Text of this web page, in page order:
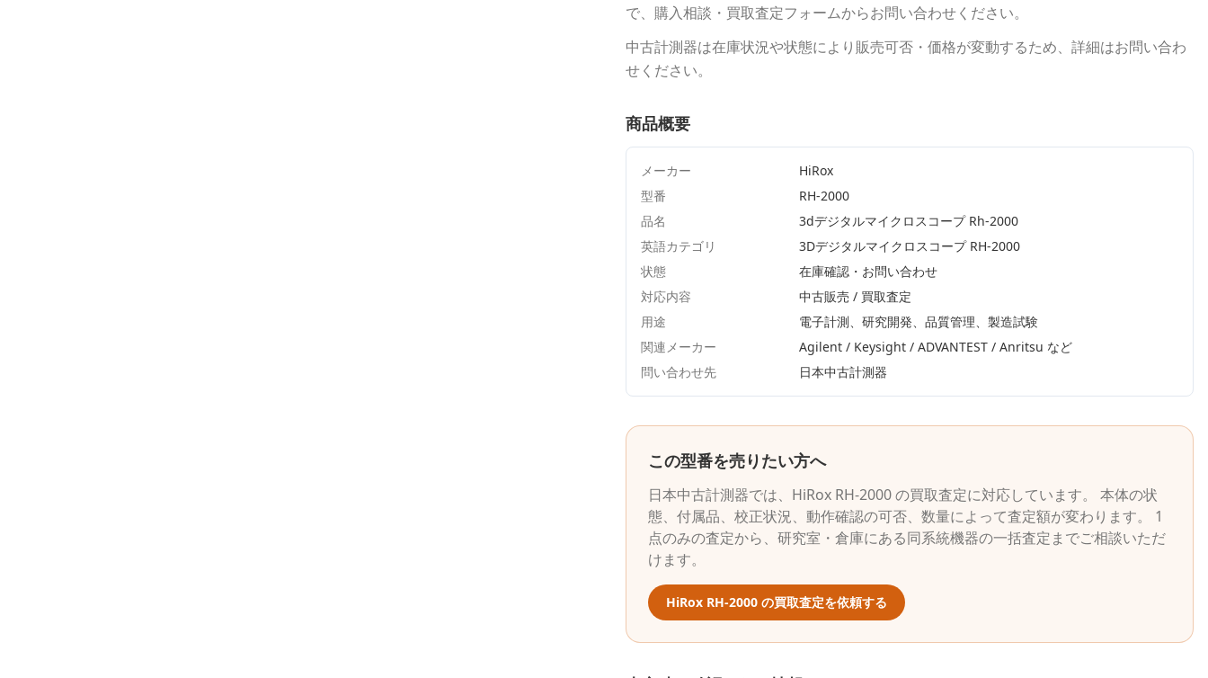
で、購入相談・買取査定フォームからお問い合わせください。
中古計測器は在庫状況や状態により販売可否・価格が変動するため、詳細はお問い合わ
せください。
商品概要
メーカー
HiRox
型番
RH-2000
品名
3dデジタルマイクロスコープ Rh-2000
英語カテゴリ
3Dデジタルマイクロスコープ RH-2000
状態
在庫確認・お問い合わせ
対応内容
中古販売 / 買取査定
用途
電子計測、研究開発、品質管理、製造試験
関連メーカー
Agilent / Keysight / ADVANTEST / Anritsu など
問い合わせ先
日本中古計測器
この型番を売りたい方へ
日本中古計測器では、 HiRox RH-2000の買取査定に対応しています。 本体の状
態、付属品、校正状況、動作確認の可否、数量によって査定額が変わります。 1
点のみの査定から、研究室・倉庫にある同系統機器の一括査定までご相談いただ
けます。
HiRox RH-2000 の買取査定を依頼する